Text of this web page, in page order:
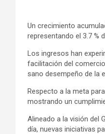
Un crecimiento
representando el 3.7 %
Los ingresos han
facilitación del
sano desempeño de la
Respecto a la meta
mostrando un
Alineado a la visión del
día, nuevas iniciativas